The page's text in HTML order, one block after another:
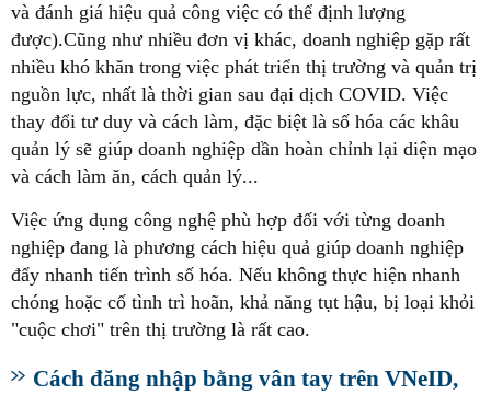
và đánh giá hiệu quả công việc có thể định lượng
được).Cũng như nhiều đơn vị khác, doanh nghiệp gặp rất
nhiều khó khăn trong việc phát triển thị trường và quản trị
nguồn lực, nhất là thời gian sau đại dịch COVID. Việc
thay đổi tư duy và cách làm, đặc biệt là số hóa các khâu
quản lý sẽ giúp doanh nghiệp dần hoàn chỉnh lại diện mạo
và cách làm ăn, cách quản lý...
Việc ứng dụng công nghệ phù hợp đối với từng doanh
nghiệp đang là phương cách hiệu quả giúp doanh nghiệp
đẩy nhanh tiến trình số hóa. Nếu không thực hiện nhanh
chóng hoặc cố tình trì hoãn, khả năng tụt hậu, bị loại khỏi
"cuộc chơi" trên thị trường là rất cao.
Cách đăng nhập bằng vân tay trên VNeID,